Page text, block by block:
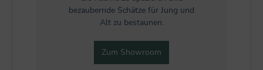
bezaubernde Schätze für Jung und
Alt zu bestaunen.
Zum Showroom